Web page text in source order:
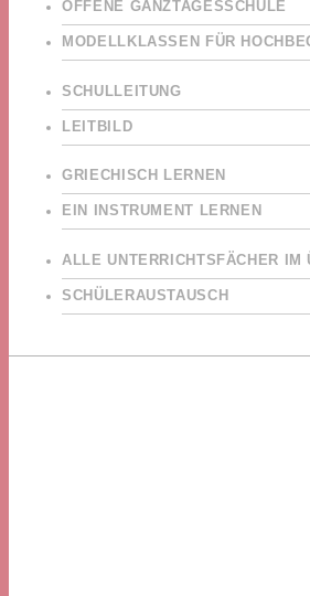
OFFENE GANZTAGESSCHULE
MODELLKLASSEN FÜR
SCHULLEITUNG
LEITBILD
GRIECHISCH LERNEN
EIN INSTRUMENT LERNEN
ALLE UNTERRICHTSFÄCHER IM
SCHÜLERAUSTAUSCH